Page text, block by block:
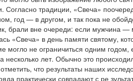
Согласно традиции, «Свеча»
год — в другом, и так пока не
брали вне очереди: если мужчина
«Свеча» в день памяти святому,
могло не ограничиться одним
несколько лет. Обычно это
что результаты наших
практически совпадают с ре